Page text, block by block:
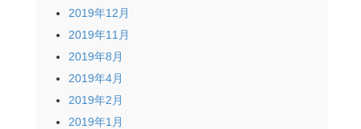
2019年12月
2019年11月
2019年8月
2019年4月
2019年2月
2019年1月